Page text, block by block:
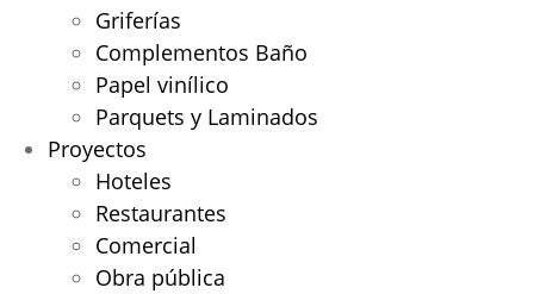
Griferías
Complementos Baño
Papel vinílico
Parquets y Laminados
Proyectos
Hoteles
Restaurantes
Comercial
Obra pública